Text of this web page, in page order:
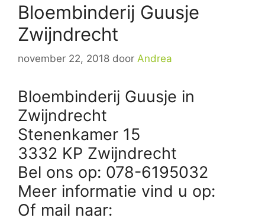
Bloembinderij Guusje
Zwijndrecht
november 22, 2018 door Andrea
Bloembinderij Guusje in
Zwijndrecht
Stenenkamer 15
3332 KP Zwijndrecht
Bel ons op: 078-6195032
Meer informatie vind u op:
Of mail naar: